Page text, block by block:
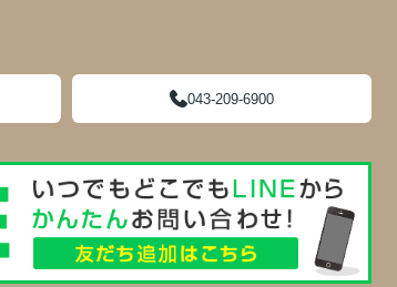
043-209-6900